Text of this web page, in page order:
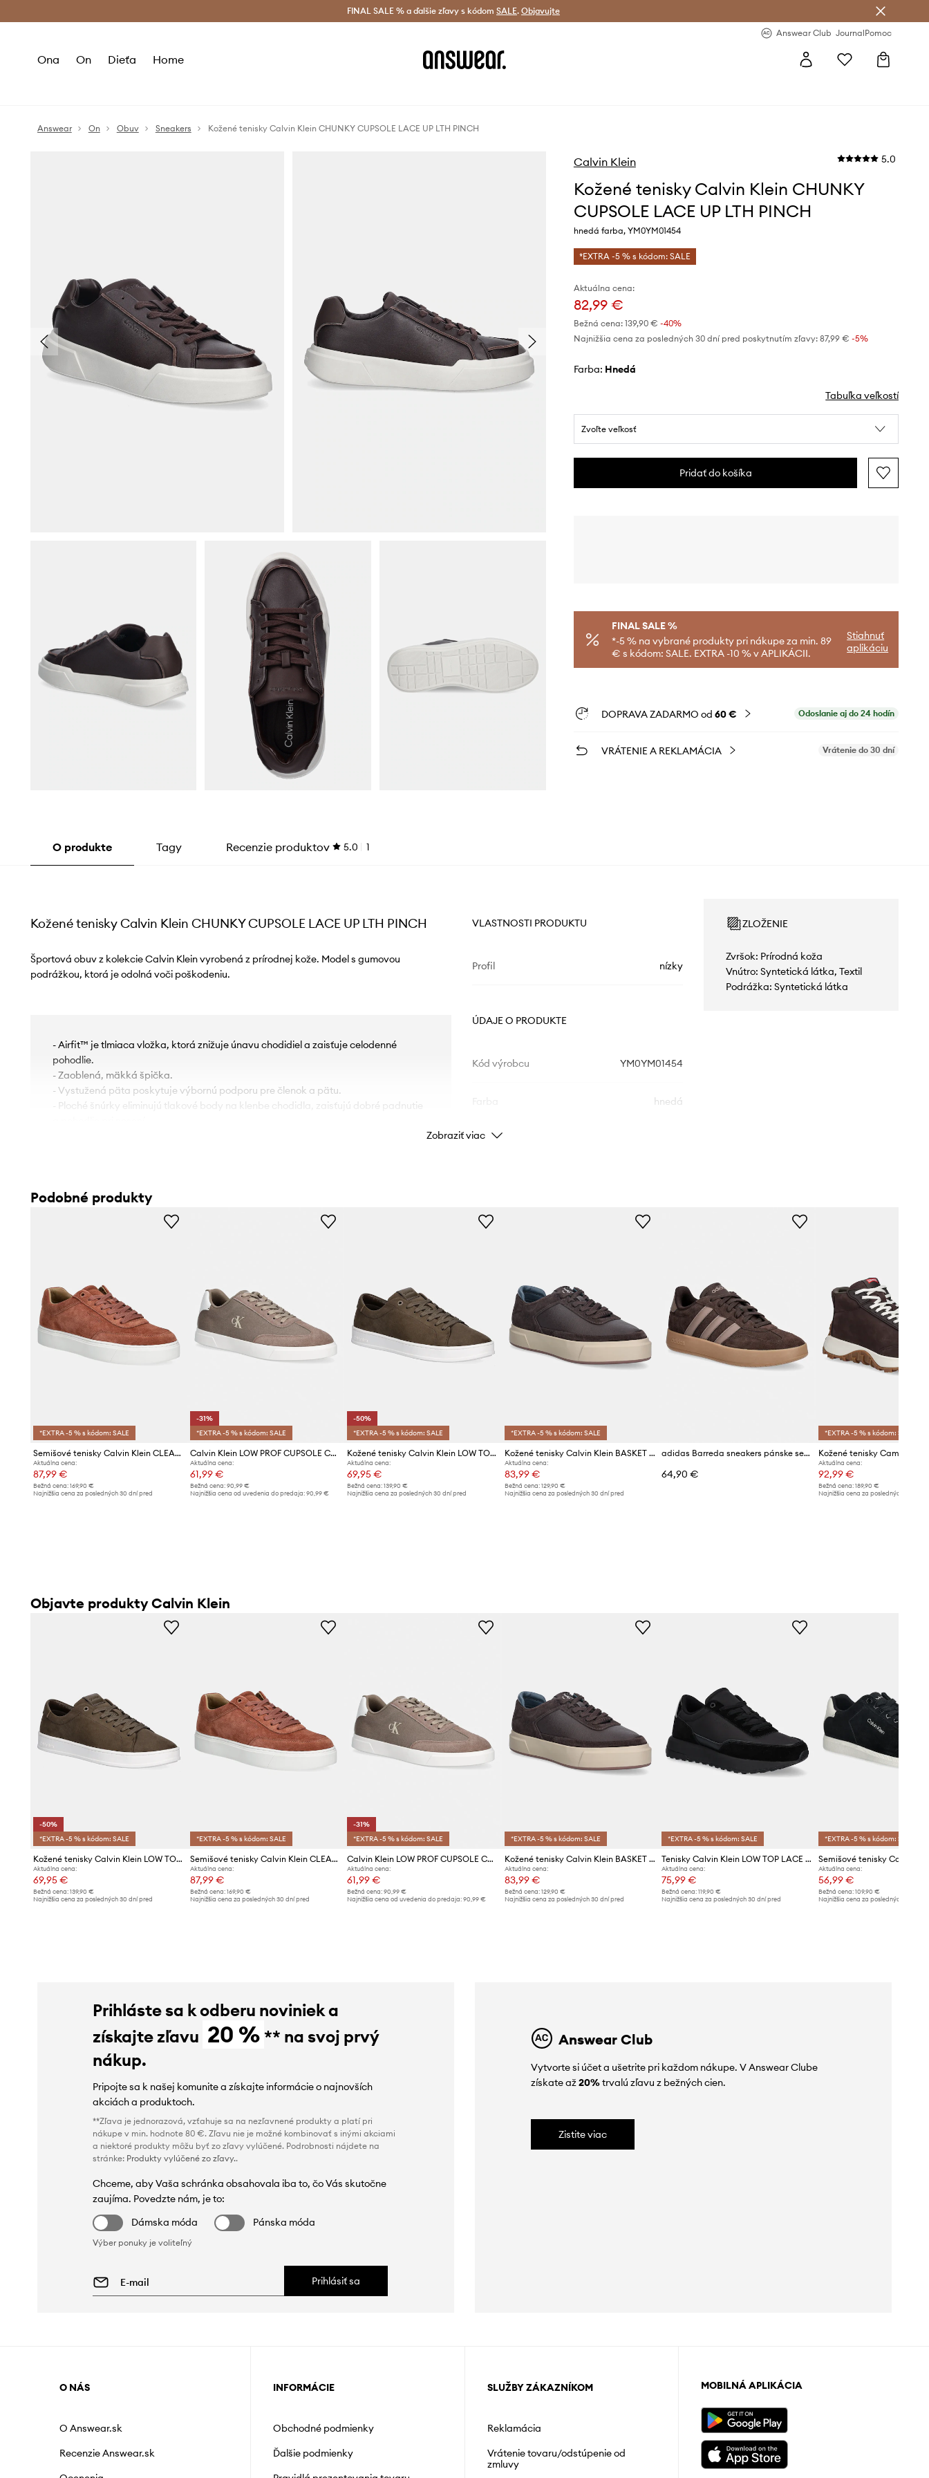
Bezplatná doprava od 60 € > Doručenie aj do 24 h >
FINAL SALE % a ďalšie zľavy s kódom SALE. Objavujte
Answear Club JournalPomoc
Ona On Dieťa Home
Answear On Obuv Sneakers Kožené tenisky Calvin Klein CHUNKY CUPSOLE LACE UP LTH PINCH
Calvin Klein 5.0
Kožené tenisky Calvin Klein CHUNKY
CUPSOLE LACE UP LTH PINCH
hnedá farba, YM0YM01454
*EXTRA -5 % s kódom: SALE
Aktuálna cena:
82,99 €
Bežná cena: 139,90 € -40%
Najnižšia cena za posledných 30 dní pred poskytnutím zľavy: 87,99 € -5%
Farba: hnedá
Tabuľka veľkostí
Zvoľte veľkosť
Pridať do košíka
FINAL SALE %
*-5 % na vybrané produkty pri nákupe za min. 89
€ s kódom: SALE. EXTRA -10 % v APLIKÁCII.
Stiahnuť
aplikáciu
DOPRAVA ZADARMO od 60 € Odoslanie aj do 24 hodín
VRÁTENIE A REKLAMÁCIA Vrátenie do 30 dní
O produkte Tagy Recenzie produktov 5.0 1
Kožené tenisky Calvin Klein CHUNKY CUPSOLE LACE UP LTH PINCH
Športová obuv z kolekcie Calvin Klein vyrobená z prírodnej kože. Model s gumovou
podrážkou, ktorá je odolná voči poškodeniu.
- Airfit™ je tlmiaca vložka, ktorá znižuje únavu chodidiel a zaisťuje celodenné
pohodlie.
- Zaoblená, mäkká špička.
- Vystužená päta poskytuje výbornú podporu pre členok a pätu.
- Ploché šnúrky eliminujú tlakové body na klenbe chodidla, zaisťujú dobré padnutie
VLASTNOSTI PRODUKTU
Profil nízky
ÚDAJE O PRODUKTE
Kód výrobcu YM0YM01454
hnedá
Značka
ID produktu
ZLOŽENIE
Zvršok: Prírodná koža
Vnútro: Syntetická látka, Textil
Podrážka: Syntetická látka
Zobraziť viac
Podobné produkty
*EXTRA -5 % s kódom: SALE
Semišové tenisky Calvin Klein CLEAN CUP LOW LACEUP OXF SU
Aktuálna cena:
87,99 €
Bežná cena: 169,90 €
Najnižšia cena za posledných 30 dní pred
-31%
*EXTRA -5 % s kódom: SALE
Calvin Klein LOW PROF CUPSOLE CV tenisky pánske
Aktuálna cena:
61,99 €
Bežná cena:90,99 €
Najnižšia cena od uvedenia do predaja:90,99 €
-50%
*EXTRA -5 % s kódom: SALE
Kožené tenisky Calvin Klein LOW TOP LACE UP NU
Aktuálna cena:
69,95 €
Bežná cena: 139,90 €
Najnižšia cena za posledných 30 dní pred
*EXTRA -5 % s kódom: SALE
Kožené tenisky Calvin Klein BASKET CUPSOLE LACEUP LTH-NU
Aktuálna cena:
83,99 €
Bežná cena: 129,90 €
Najnižšia cena za posledných 30 dní pred
adidas Barreda sneakers pánske semišové
64,90 €
*EXTRA -5 % s kódom: SALE
Kožené tenisky Camper
Aktuálna cena:
92,99 €
Bežná cena: 189,90 €
Najnižšia cena za posledných 30 dní
Objavte produkty Calvin Klein
-50%
*EXTRA -5 % s kódom: SALE
Kožené tenisky Calvin Klein LOW TOP LACE UP NU
Aktuálna cena:
69,95 €
Bežná cena: 139,90 €
Najnižšia cena za posledných 30 dní pred
*EXTRA -5 % s kódom: SALE
Semišové tenisky Calvin Klein CLEAN CUP LOW LACEUP OXF SU
Aktuálna cena:
87,99 €
Bežná cena:169,90 €
Najnižšia cena za posledných 30 dní pred
-31%
*EXTRA -5 % s kódom: SALE
Calvin Klein LOW PROF CUPSOLE CV tenisky pánske
Aktuálna cena:
61,99 €
Bežná cena: 90,99 €
Najnižšia cena od uvedenia do predaja: 90,99 €
*EXTRA -5 % s kódom: SALE
Kožené tenisky Calvin Klein BASKET CUPSOLE LACEUP LTH-NU
Aktuálna cena:
83,99 €
Bežná cena: 129,90 €
Najnižšia cena za posledných 30 dní pred
*EXTRA -5 % s kódom: SALE
Tenisky Calvin Klein LOW TOP LACE UP REPREVE MIX
Aktuálna cena:
75,99 €
Bežná cena:119,90 €
Najnižšia cena za posledných 30 dní pred
*EXTRA -5 % s kódom: SALE
Aktuálna cena:
56,99 €
Bežná cena: 109,90 €
Najnižšia cena za posledných 30 dní
Prihláste sa k odberu noviniek a
získajte zľavu 20 % ** na svoj prvý
nákup.
Pripojte sa k našej komunite a získajte informácie o najnovších
akciách a produktoch.
**Zľava je jednorazová, vzťahuje sa na nezľavnené produkty a platí pri
nákupe v min. hodnote 80 €. Zľavu nie je možné kombinovať s inými akciami
a niektoré produkty môžu byť zo zľavy vylúčené. Podrobnosti nájdete na
stránke: Produkty vylúčené zo zľavy..
Chceme, aby Vaša schránka obsahovala iba to, čo Vás skutočne
zaujíma. Povedzte nám, je to:
Dámska móda
Pánska móda
Výber ponuky je voliteľný
Prihlásiť sa
Answear Club
Vytvorte si účet a ušetrite pri každom nákupe. V Answear Clube
získate až20%trvalú zľavu z bežných cien.
Zistite viac
O NÁS
O Answear.sk
Recenzie Answear.sk
INFORMÁCIE
Obchodné podmienky
Ďalšie podmienky
SLUŽBY ZÁKAZNÍKOM
Reklamácia
Vrátenie tovaru/odstúpenie od
zmluvy
MOBILNÁ APLIKÁCIA